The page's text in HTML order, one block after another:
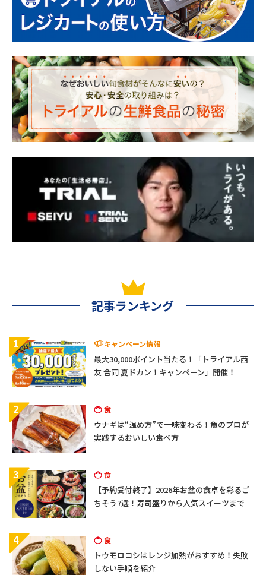
記事ランキング
1 キャンペーン情報
最大30,000ポイント当たる！「トライアル西
友 合同 夏ドカン！キャンペーン」開催！
2 食
ウナギは“温め方”で一味変わる！魚のプロが
実践するおいしい食べ方
3 食
【予約受付終了】2026年お盆の食卓を彩るご
ちそう7選！寿司盛りから人気スイーツまで
4 食
トウモロコシはレンジ加熱がおすすめ！失敗
しない手順を紹介